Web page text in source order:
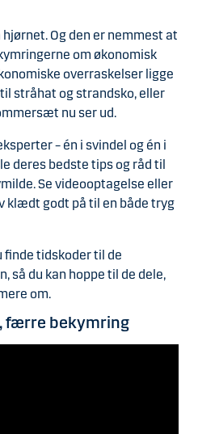
Og den er nemmest at
om økonomisk
overraskelser ligge
stråhat og strandsko, eller
nu ser ud.
– én i svindel og én i
deres bedste tips og råd til
Se videooptagelse eller
klædt godt på til en både tryg
finde tidskoder til de
så du kan hoppe til de dele,
om.
færre bekymring